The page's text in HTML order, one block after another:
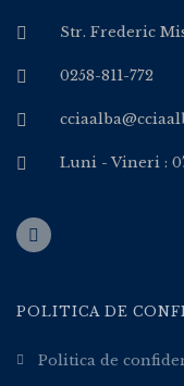
Str. Frederic
0258-811-772
Luni - Vineri :
POLITICA DE
Politica de